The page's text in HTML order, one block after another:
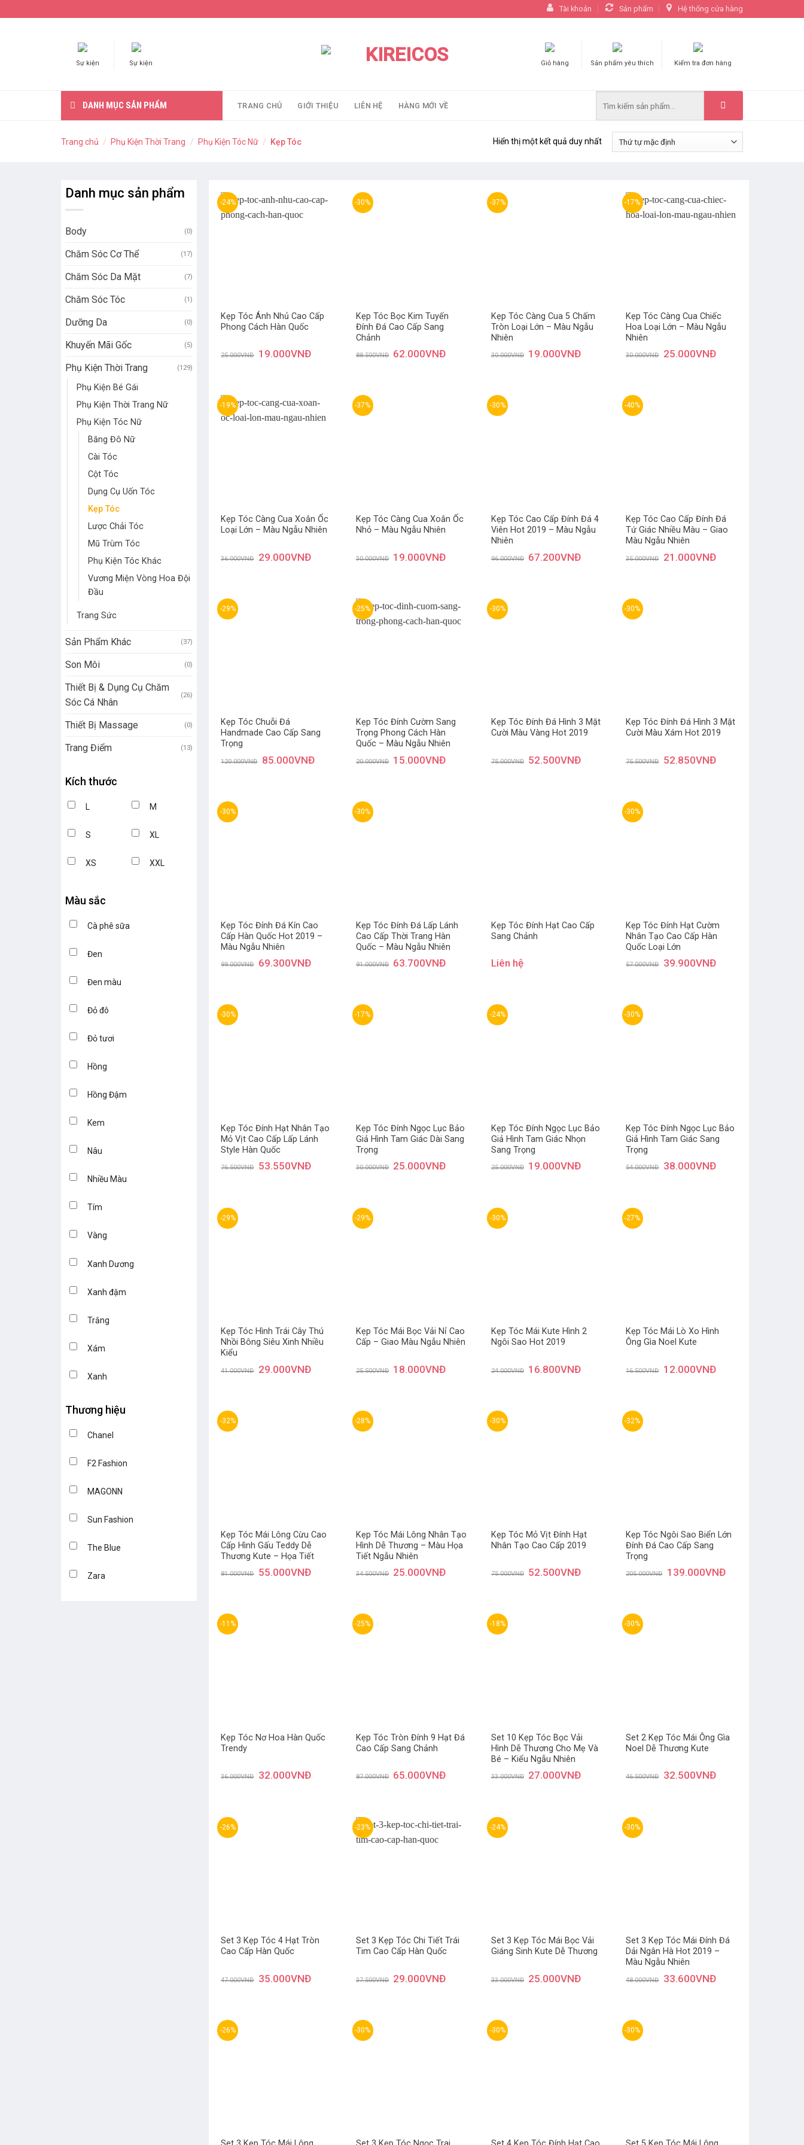
to
Tài khoản Sản phẩm Hệ thống cửa hàng
Sự kiện Sự kiện Giỏ hàng Sản phẩm yêu thích Kiểm tra đơn hàng
DANH MỤC SẢN PHẨM TRANG CHỦ GIỚI THIỆU LIÊN HỆ HÀNG MỚI VỀ
Trang chủ / Phụ Kiện Thời Trang / Phụ Kiện Tóc Nữ / Kẹp Tóc Hiển thị một kết quả duy nhất
Danh mục sản phẩm
Body (0)
Chăm Sóc Cơ Thể (17)
Chăm Sóc Da Mặt (7)
Chăm Sóc Tóc (1)
Dưỡng Da (0)
Khuyến Mãi Gốc (5)
Phụ Kiện Thời Trang (129)
Phụ Kiện Bé Gái
Phụ Kiện Thời Trang Nữ
Phụ Kiện Tóc Nữ
Băng Đô Nữ
Cài Tóc
Cột Tóc
Dụng Cụ Uốn Tóc
Kẹp Tóc
Lược Chải Tóc
Mũ Trùm Tóc
Phụ Kiện Tóc Khác
Vương Miện Vòng Hoa Đội
Đầu
Trang Sức
Sản Phẩm Khác (37)
Son Môi (0)
Thiết Bị & Dụng Cụ Chăm
Sóc Cá Nhân
(26)
Thiết Bị Massage (0)
Trang Điểm (13)
Kích thước
L M
S XL
XS XXL
Màu sắc
Cà phê sữa
Đen
Đen màu
Đỏ đô
Đỏ tươi
Hồng
Hồng Đậm
Kem
Nâu
Nhiều Màu
Tím
Vàng
Xanh Dương
Xanh đậm
Trắng
Xám
Xanh
Thương hiệu
Chanel
F2 Fashion
MAGONN
Sun Fashion
The Blue
Zara
-24%
Kẹp Tóc Ánh Nhủ Cao Cấp
Phong Cách Hàn Quốc
25.000VNĐ 19.000VNĐ
-30%
Kẹp Tóc Bọc Kim Tuyến
Đính Đá Cao Cấp Sang
Chảnh
88.500VNĐ 62.000VNĐ
-37%
Kẹp Tóc Càng Cua 5 Chấm
Tròn Loại Lớn – Màu Ngẫu
Nhiên
30.000VNĐ 19.000VNĐ
-17%
Kẹp Tóc Càng Cua Chiếc
Hoa Loại Lớn – Màu Ngẫu
Nhiên
30.000VNĐ 25.000VNĐ
-19%
Kẹp Tóc Càng Cua Xoắn Ốc
Loại Lớn – Màu Ngẫu Nhiên
36.000VNĐ 29.000VNĐ
-37%
Kẹp Tóc Càng Cua Xoắn Ốc
Nhỏ – Màu Ngẫu Nhiên
30.000VNĐ 19.000VNĐ
-30%
Kẹp Tóc Cao Cấp Đính Đá 4
Viên Hot 2019 – Màu Ngẫu
Nhiên
96.000VNĐ 67.200VNĐ
-40%
Kẹp Tóc Cao Cấp Đính Đá
Tứ Giác Nhiều Màu – Giao
Màu Ngẫu Nhiên
35.000VNĐ 21.000VNĐ
-29%
Kẹp Tóc Chuỗi Đá
Handmade Cao Cấp Sang
Trọng
120.000VNĐ 85.000VNĐ
-25%
Kẹp Tóc Đính Cườm Sang
Trọng Phong Cách Hàn
Quốc – Màu Ngẫu Nhiên
20.000VNĐ 15.000VNĐ
-30%
Kẹp Tóc Đính Đá Hình 3 Mặt
Cười Màu Vàng Hot 2019
75.000VNĐ 52.500VNĐ
-30%
Kẹp Tóc Đính Đá Hình 3 Mặt
Cười Màu Xám Hot 2019
75.500VNĐ 52.850VNĐ
-30%
Kẹp Tóc Đính Đá Kín Cao
Cấp Hàn Quốc Hot 2019 –
Màu Ngẫu Nhiên
99.000VNĐ 69.300VNĐ
-30%
Kẹp Tóc Đính Đá Lấp Lánh
Cao Cấp Thời Trang Hàn
Quốc – Màu Ngẫu Nhiên
91.000VNĐ 63.700VNĐ
Kẹp Tóc Đính Hạt Cao Cấp
Sang Chảnh
Liên hệ
-30%
Kẹp Tóc Đính Hạt Cườm
Nhân Tạo Cao Cấp Hàn
Quốc Loại Lớn
57.000VNĐ 39.900VNĐ
-30%
Kẹp Tóc Đính Hạt Nhân Tạo
Mỏ Vịt Cao Cấp Lấp Lánh
Style Hàn Quốc
76.500VNĐ 53.550VNĐ
-17%
Kẹp Tóc Đính Ngọc Lục Bảo
Giả Hình Tam Giác Dài Sang
Trọng
30.000VNĐ 25.000VNĐ
-24%
Kẹp Tóc Đính Ngọc Lục Bảo
Giả Hình Tam Giác Nhọn
Sang Trọng
25.000VNĐ 19.000VNĐ
-30%
Kẹp Tóc Đính Ngọc Lục Bảo
Giả Hình Tam Giác Sang
Trọng
54.000VNĐ 38.000VNĐ
-29%
Kẹp Tóc Hình Trái Cây Thú
Nhồi Bông Siêu Xinh Nhiều
Kiểu
41.000VNĐ 29.000VNĐ
-29%
Kẹp Tóc Mái Bọc Vải Nỉ Cao
Cấp – Giao Màu Ngẫu Nhiên
25.500VNĐ 18.000VNĐ
-30%
Kẹp Tóc Mái Kute Hình 2
Ngôi Sao Hot 2019
24.000VNĐ 16.800VNĐ
-27%
Kẹp Tóc Mái Lò Xo Hình
Ông Gìa Noel Kute
16.500VNĐ 12.000VNĐ
-32%
Kẹp Tóc Mái Lông Cừu Cao
Cấp Hình Gấu Teddy Dễ
Thương Kute – Họa Tiết
Ngẫu Nhiên
81.000VNĐ 55.000VNĐ
-28%
Kẹp Tóc Mái Lông Nhân Tạo
Hình Dễ Thương – Màu Họa
Tiết Ngẫu Nhiên
34.500VNĐ 25.000VNĐ
-30%
Kẹp Tóc Mỏ Vịt Đính Hạt
Nhân Tạo Cao Cấp 2019
75.000VNĐ 52.500VNĐ
-32%
Kẹp Tóc Ngôi Sao Biển Lớn
Đính Đá Cao Cấp Sang
Trọng
205.000VNĐ 139.000VNĐ
-11%
Kẹp Tóc Nơ Hoa Hàn Quốc
Trendy
36.000VNĐ 32.000VNĐ
-25%
Kẹp Tóc Tròn Đính 9 Hạt Đá
Cao Cấp Sang Chảnh
87.000VNĐ 65.000VNĐ
-18%
Set 10 Kẹp Tóc Bọc Vải
Hình Dễ Thương Cho Mẹ Và
Bé – Kiểu Ngẫu Nhiên
33.000VNĐ 27.000VNĐ
-30%
Set 2 Kẹp Tóc Mái Ông Gìa
Noel Dễ Thương Kute
46.500VNĐ 32.500VNĐ
-26%
Set 3 Kẹp Tóc 4 Hạt Tròn
Cao Cấp Hàn Quốc
47.000VNĐ 35.000VNĐ
-23%
Set 3 Kẹp Tóc Chi Tiết Trái
Tim Cao Cấp Hàn Quốc
37.500VNĐ 29.000VNĐ
-24%
Set 3 Kẹp Tóc Mái Bọc Vải
Giáng Sinh Kute Dễ Thương
33.000VNĐ 25.000VNĐ
-30%
Set 3 Kẹp Tóc Mái Đính Đá
Dải Ngân Hà Hot 2019 –
Màu Ngẫu Nhiên
48.000VNĐ 33.600VNĐ
-26% -30% -30% -30%